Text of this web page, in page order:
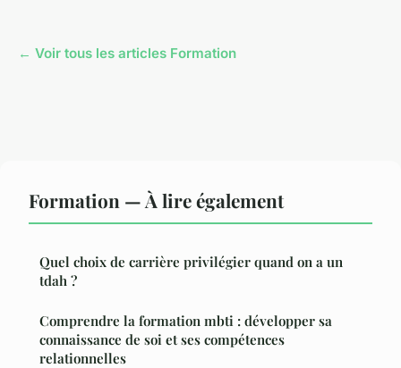
← Voir tous les articles Formation
Formation — À lire également
Quel choix de carrière privilégier quand on a un
tdah ?
Comprendre la formation mbti : développer sa
connaissance de soi et ses compétences
relationnelles